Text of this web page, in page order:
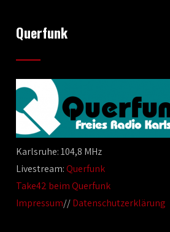
Querfunk
Karlsruhe: 104,8 MHz
Livestream:Querfunk
Take42 beim Querfunk
Impressum//Datenschutzerklärung